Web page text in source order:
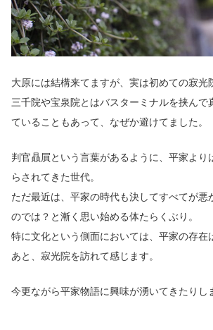
大原には結構来てますが、実は初めての寂光
三千院や宝泉院とはバスターミナルを挟んで
ていることもあって、なぜか避けてました。
判官贔屓という言葉があるように、平家より
らされてきた世代。
ただ最近は、平家の時代も決してすべてが悪
のでは？と漸く思い始める体たらくぶり。
特に文化という側面においては、平家の存在
あと、寂光院を訪れて感じます。
今更ながら平家物語に興味が湧いてきたりし